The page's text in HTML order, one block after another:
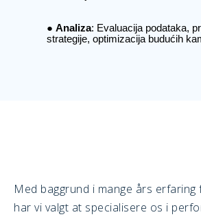
Analiza: Evaluacija podataka,
strategije, optimizacija budućih
Med baggrund i mange års erfaring
har vi valgt at specialisere os i